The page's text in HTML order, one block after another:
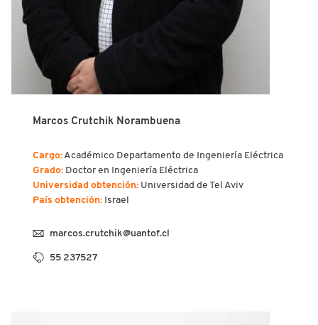
Marcos Crutchik Norambuena
Cargo: Académico Departamento de Ingeniería Eléctrica
Grado: Doctor en Ingeniería Eléctrica
Universidad obtención: Universidad de Tel Aviv
País obtención: Israel
marcos.crutchik@uantof.cl
55 237527